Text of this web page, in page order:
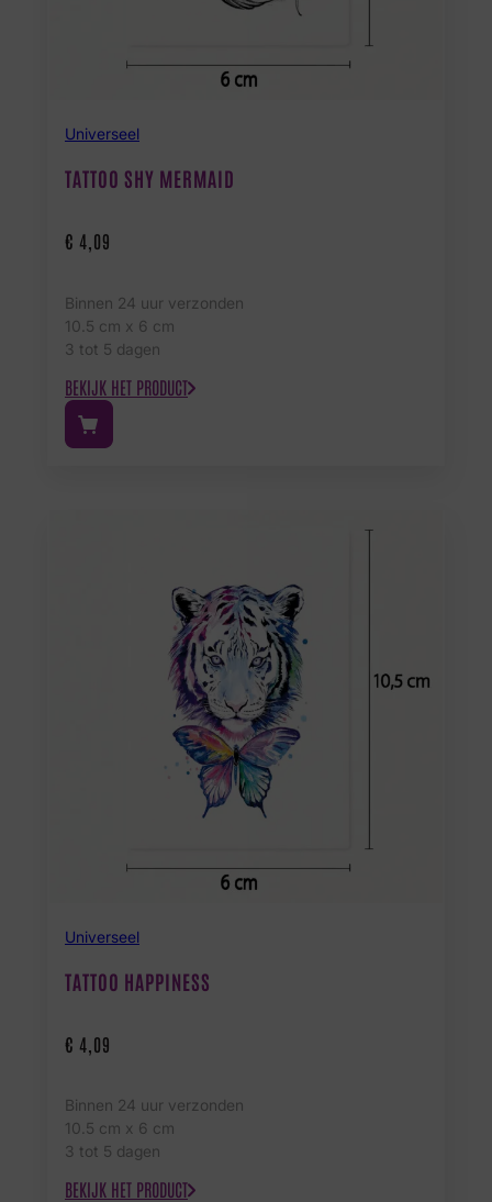
Universeel
TATTOO SHY MERMAID
€ 4,09
Binnen 24 uur verzonden
10.5 cm x 6 cm
3 tot 5 dagen
BEKIJK HET PRODUCT
Universeel
TATTOO HAPPINESS
€ 4,09
Binnen 24 uur verzonden
10.5 cm x 6 cm
3 tot 5 dagen
BEKIJK HET PRODUCT